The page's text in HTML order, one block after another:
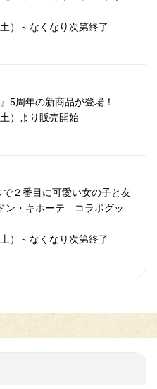
）～なくなり次第終了
5周年の新商品が登場！
）より販売開始
２番目に可愛い女の子と友
ン・キホーテ コラボグッ
）～なくなり次第終了